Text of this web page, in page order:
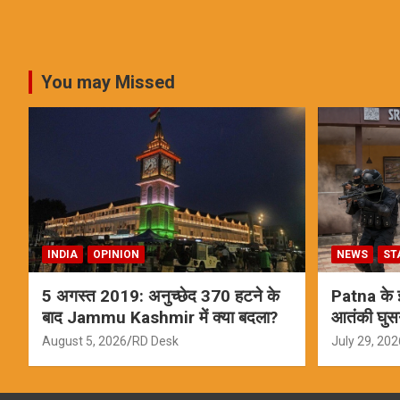
You may Missed
INDIA OPINION
5 अगस्त 2019: अनुच्छेद 370 हटने के
बाद Jammu Kashmir में क्या बदला?
August 5, 2026 RD Desk
NEWS
Patna के
आतंकी
ऑपरेशन;
July 29,